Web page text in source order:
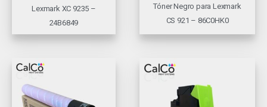
Lexmark XC 9235 –
24B6849
Tóner Negro para Lexmark
CS 921 – 86C0HK0